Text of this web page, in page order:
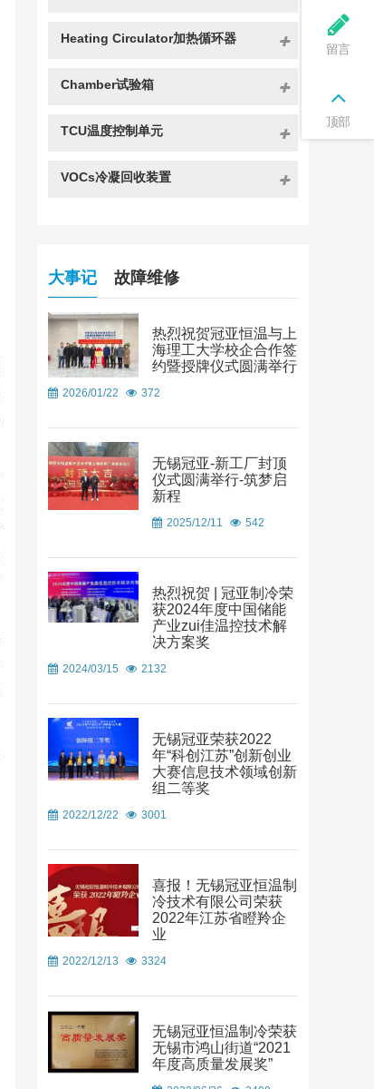
Heating Circulator加热循环器
Chamber试验箱
TCU温度控制单元
VOCs冷凝回收装置
大事记 故障维修
热烈祝贺冠亚恒温与上
海理工大学校企合作签
约暨授牌仪式圆满举行
2026/01/22 372
无锡冠亚-新工厂封顶
仪式圆满举行-筑梦启
新程
2025/12/11 542
热烈祝贺 | 冠亚制冷荣
获2024年度中国储能
产业zui佳温控技术解
决方案奖
2024/03/15 2132
无锡冠亚荣获2022
年“科创江苏”创新创业
大赛信息技术领域创新
组二等奖
2022/12/22 3001
喜报！无锡冠亚恒温制
冷技术有限公司荣获
2022年江苏省瞪羚企
业
2022/12/13 3324
无锡冠亚恒温制冷荣获
无锡市鸿山街道“2021
年度高质量发展奖”
留言
顶部